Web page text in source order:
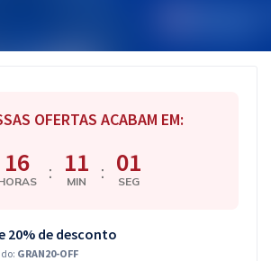
OFERTAS ACABAM EM:
16 : 11
MIN : 00
SEG
20% de desconto
GRAN20-OFF